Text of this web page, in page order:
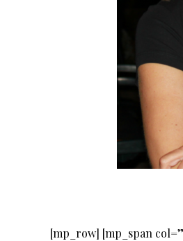
[mp_row] [mp_span